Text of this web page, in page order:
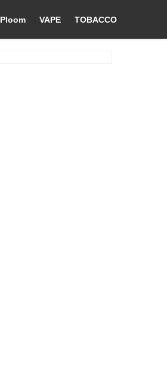
Ploom VAPE TOBACCO